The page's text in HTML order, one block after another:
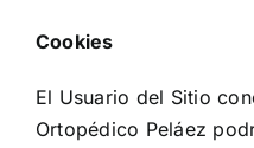
Cookies
El Usuario del Sitio
Ortopédico Peláez